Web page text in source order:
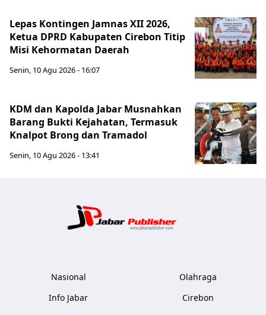
Lepas Kontingen Jamnas XII 2026,
Ketua DPRD Kabupaten Cirebon Titip
Misi Kehormatan Daerah
Senin, 10 Agu 2026 - 16:07
KDM dan Kapolda Jabar Musnahkan
Barang Bukti Kejahatan, Termasuk
Knalpot Brong dan Tramadol
Senin, 10 Agu 2026 - 13:41
Nasional
Info Jabar
Olahraga
Cirebon